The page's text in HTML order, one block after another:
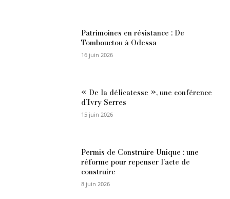
Patrimoines en résistance : De
Tombouctou à Odessa
16 juin 2026
« De la délicatesse », une conférence
d’Ivry Serres
15 juin 2026
Permis de Construire Unique : une
réforme pour repenser l’acte de
construire
8 juin 2026